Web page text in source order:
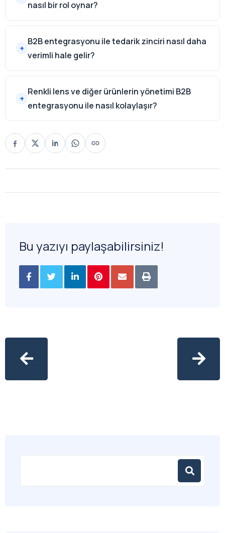
nasıl bir rol oynar?
B2B entegrasyonu ile tedarik zinciri nasıl daha
verimli hale gelir?
Renkli lens ve diğer ürünlerin yönetimi B2B
entegrasyonu ile nasıl kolaylaşır?
Bu yazıyı paylaşabilirsiniz!